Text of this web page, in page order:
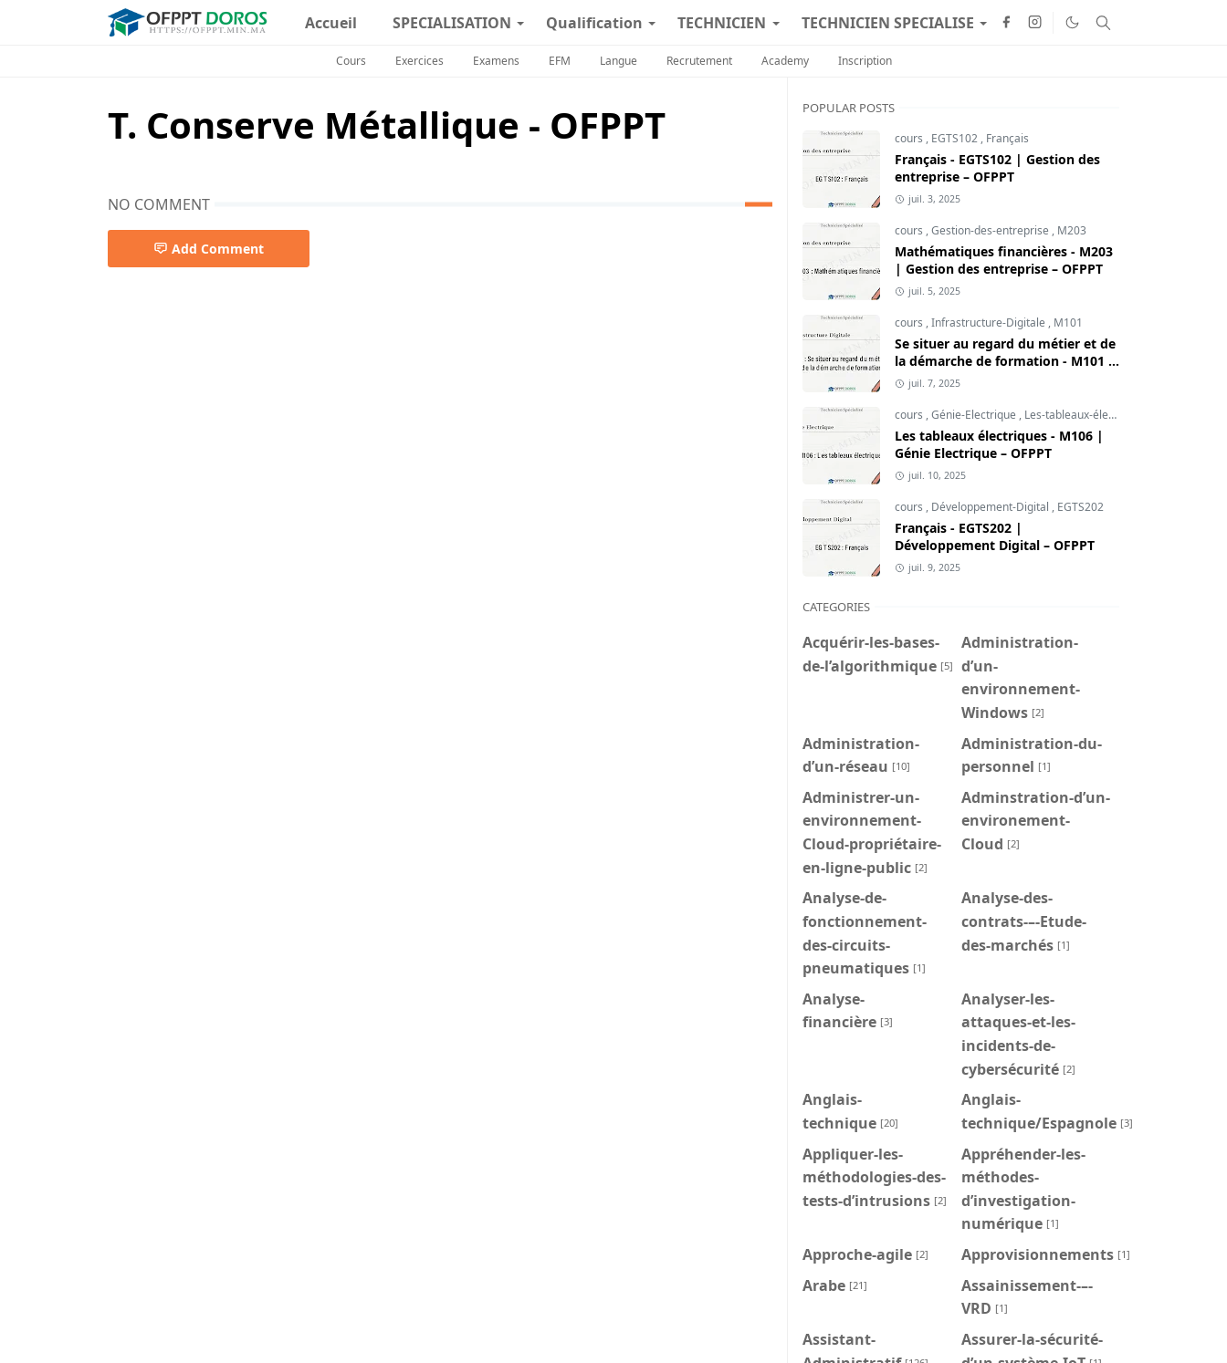
Accueil SPECIALISATION Qualification TECHNICIEN TECHNICIEN SPECIALISE
Cours Exercices Examens EFM Langue Recrutement Academy Inscription
T. Conserve Métallique - OFPPT
NO COMMENT
Add Comment
POPULAR POSTS
cours , EGTS102 , Français
Français - EGTS102 | Gestion des
entreprise – OFPPT
juil. 3, 2025
cours ,Gestion-des-entreprise , M203
Mathématiques financières - M203
| Gestion des entreprise – OFPPT
juil. 5, 2025
cours ,Infrastructure-Digitale , M101
Se situer au regard du métier et de
la démarche de formation - M101 |
Infrastructure Digitale – OFPPT
juil. 7, 2025
cours ,Génie-Electrique , Les-tableaux-électriques
Les tableaux électriques - M106 |
Génie Electrique – OFPPT
juil. 10, 2025
cours , Développement-Digital , EGTS202
Français - EGTS202 |
Développement Digital – OFPPT
juil. 9, 2025
CATEGORIES
Acquérir-les-bases-
de-l’algorithmique [5]
Administration-
d’un-
environnement-
Windows [2]
Administration-
d’un-réseau [10]
Administration-du-
personnel [1]
Administrer-un-
environnement-
Cloud-propriétaire-
en-ligne-public [2]
Adminstration-d’un-
environement-
Cloud [2]
Analyse-de-
fonctionnement-
des-circuits-
pneumatiques [1]
Analyse-des-
contrats-–-Etude-
des-marchés [1]
Analyse-
financière [3]
Analyser-les-
attaques-et-les-
incidents-de-
cybersécurité [2]
Anglais-
technique [20]
Anglais-
technique/Espagnole [3]
Appliquer-les-
méthodologies-des-
tests-d’intrusions [2]
Appréhender-les-
méthodes-
d’investigation-
numérique [1]
Approche-agile [2] Approvisionnements [1]
Arabe [21]
Assainissement-–-
VRD [1]
Assistant-
Assurer-la-sécurité-